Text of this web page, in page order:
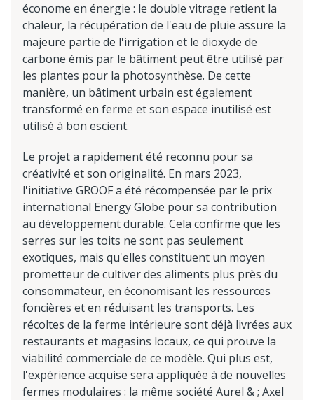
économe en énergie : le double vitrage retient la
chaleur, la récupération de l'eau de pluie assure la
majeure partie de l'irrigation et le dioxyde de
carbone émis par le bâtiment peut être utilisé par
les plantes pour la photosynthèse. De cette
manière, un bâtiment urbain est également
transformé en ferme et son espace inutilisé est
utilisé à bon escient.
Le projet a rapidement été reconnu pour sa
créativité et son originalité. En mars 2023,
l'initiative GROOF a été récompensée par le prix
international Energy Globe pour sa contribution
au développement durable. Cela confirme que les
serres sur les toits ne sont pas seulement
exotiques, mais qu'elles constituent un moyen
prometteur de cultiver des aliments plus près du
consommateur, en économisant les ressources
foncières et en réduisant les transports. Les
récoltes de la ferme intérieure sont déjà livrées aux
restaurants et magasins locaux, ce qui prouve la
viabilité commerciale de ce modèle. Qui plus est,
l'expérience acquise sera appliquée à de nouvelles
fermes modulaires : la même société Aurel & ; Axel